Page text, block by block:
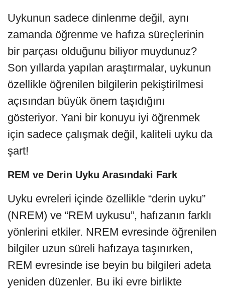
Uykunun sadece dinlenme değil, aynı
zamanda öğrenme ve hafıza süreçlerinin
bir parçası olduğunu biliyor muydunuz?
Son yıllarda yapılan araştırmalar, uykunun
özellikle öğrenilen bilgilerin pekiştirilmesi
açısından büyük önem taşıdığını
gösteriyor. Yani bir konuyu iyi öğrenmek
için sadece çalışmak değil, kaliteli uyku da
şart!
REM ve Derin Uyku Arasındaki Fark
Uyku evreleri içinde özellikle “derin uyku”
(NREM) ve “REM uykusu”, hafızanın farklı
yönlerini etkiler. NREM evresinde öğrenilen
bilgiler uzun süreli hafızaya taşınırken,
REM evresinde ise beyin bu bilgileri adeta
yeniden düzenler. Bu iki evre birlikte